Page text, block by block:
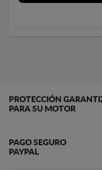
PROTECCIÓN
PARA SU MOTOR
PAGO SEGURO
PAYPAL